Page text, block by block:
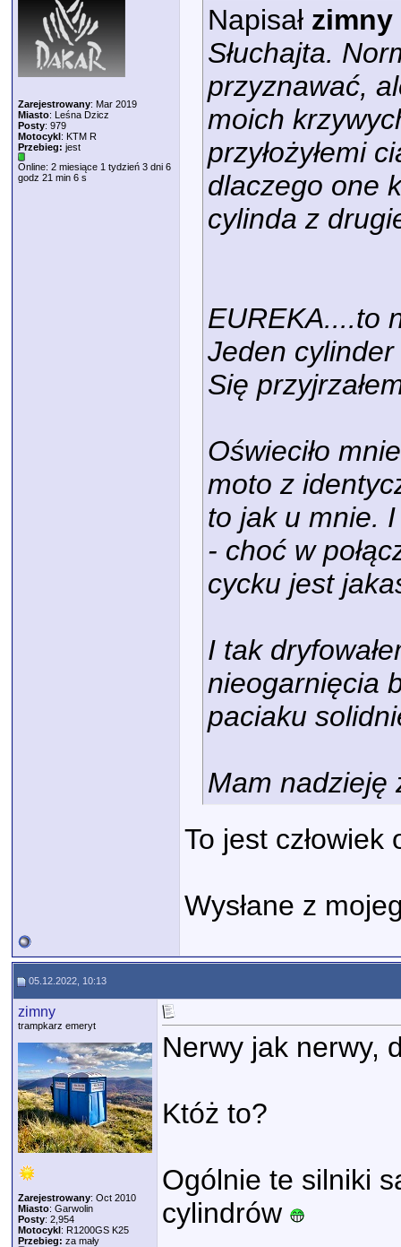
Zarejestrowany: Mar 2019
Miasto: Leśna Dzicz
Posty: 979
Motocykl: KTM R
Przebieg: jest
Online: 2 miesiące 1 tydzień 3 dni 6
godz 21 min 6 s
Napisał zimny
Słuchajta.
przyznawać,
moich
przyłożyłemi
dlaczego one
cylinda z
EUREKA....to
Jeden
Się
Oświeciło
moto z
to jak u mnie.
- choć w
cycku jest
I tak
nieogarnięcia
paciaku
Mam nadzieję
To jest
Wysłane z
05.12.2022, 10:13
zimny
trampkarz emeryt
Zarejestrowany: Oct 2010
Miasto: Garwolin
Posty: 2,954
Motocykl: R1200GS K25
Przebieg: za mały
Nerwy jak nerwy,
Któż to?
Ogólnie te silniki
cylindrów